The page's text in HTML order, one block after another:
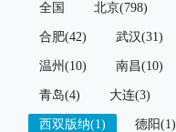
全国 北京(798)
合肥(42) 武汉(31)
温州(10) 南昌(10)
青岛(4) 大连(3)
西双版纳(1) 德阳(1)